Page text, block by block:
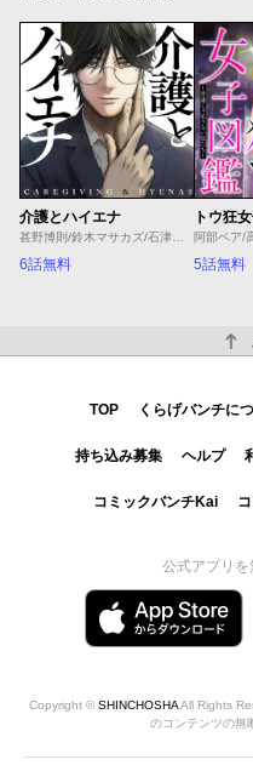
介護とハイエナ
6話無料
阿部ベア/
5話無料
TOP くらげバンチに
持ち込み募集 ヘルプ
コミックバンチKai
公式アプリを
Copyright © SHINCHOSHAAll Rights
のコンテンツの無